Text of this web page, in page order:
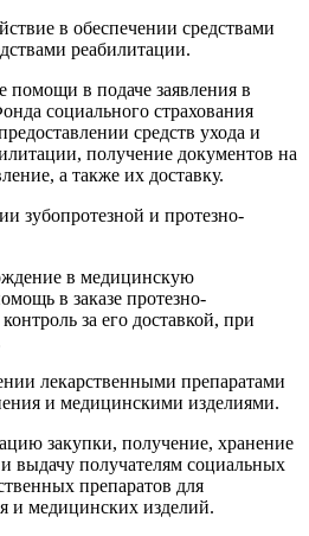
в обеспечении средствами
реабилитации.
помощи в подаче заявления в
социального страхования
средств ухода и
получение документов на
а также их доставку.
зубопротезной и протезно-
в медицинскую
в заказе протезно-
за его доставкой, при
лекарственными препаратами
и медицинскими изделиями.
закупки, получение, хранение
выдачу получателям социальных
препаратов для
и медицинских изделий.